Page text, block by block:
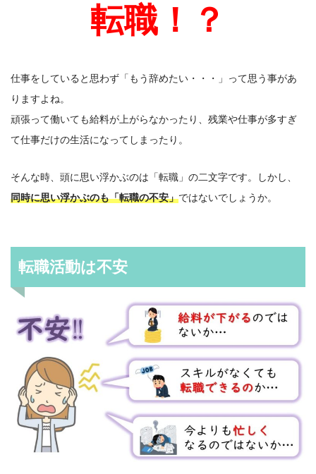
転職！？
仕事をしていると思わず「もう辞めたい・・・」って思う事があ
りますよね。
頑張って働いても給料が上がらなかったり、残業や仕事が多すぎ
て仕事だけの生活になってしまったり。
そんな時、頭に思い浮かぶのは「転職」の二文字です。
しかし、
同時に思い浮かぶのも「転職の不安」ではないでしょうか。
転職活動は不安